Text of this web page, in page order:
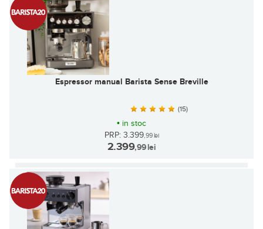
Espressor manual Barista Sense Breville
(15)
• in stoc
PRP: 3.399,99lei
2.399,99 lei